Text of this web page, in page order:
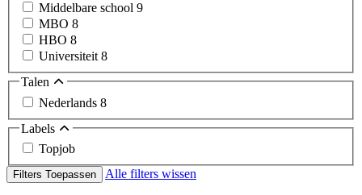
Middelbare school 9
MBO 8
HBO 8
Universiteit 8
Talen
Nederlands 8
Labels
Topjob
Filters Toepassen Alle filters wissen